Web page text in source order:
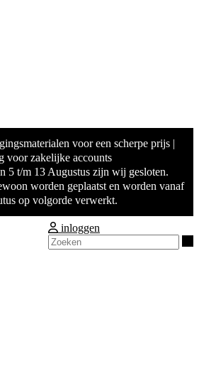
voor een scherpe prijs |
voor zakelijke accounts
5 t/m 13 Augustus zijn wij gesloten.
worden geplaatst en worden vanaf
op volgorde verwerkt.
inloggen